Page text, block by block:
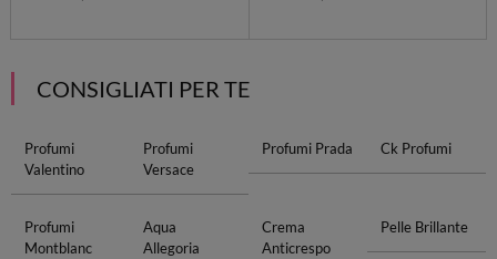
CONSIGLIATI PER TE
Profumi
Valentino
Profumi
Versace
Profumi Prada Ck Profumi
Profumi
Montblanc
Aqua
Allegoria
Crema
Anticrespo
Pelle Brillante